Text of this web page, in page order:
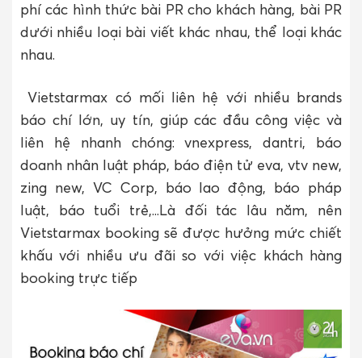
phí các hình thức bài PR cho khách hàng, bài PR
dưới nhiều loại bài viết khác nhau, thể loại khác
nhau.
Vietstarmax có mối liên hệ với nhiều brands
báo chí lớn, uy tín, giúp các đầu công việc và
liên hệ nhanh chóng: vnexpress, dantri, báo
doanh nhân luật pháp, báo điện tử eva, vtv new,
zing new, VC Corp, báo lao động, báo pháp
luật, báo tuổi trẻ,...Là đối tác lâu năm, nên
Vietstarmax booking sẽ được hưởng mức chiết
khấu với nhiều ưu đãi so với việc khách hàng
booking trực tiếp